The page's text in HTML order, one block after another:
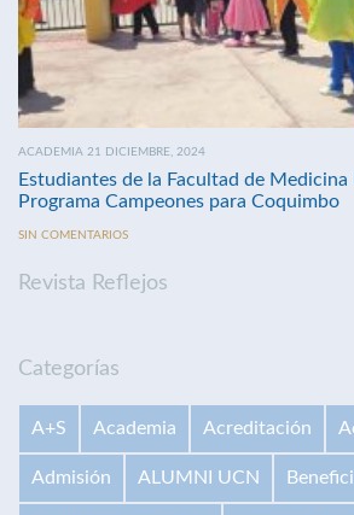
ACADEMIA 21 DICIEMBRE, 2024
Estudiantes de la Facultad de
Programa Campeones para Coquimbo
SIN COMENTARIOS
Revista Reflejos
Categorías
A+S Academia Acreditación
Admisión ALUMNI UCN